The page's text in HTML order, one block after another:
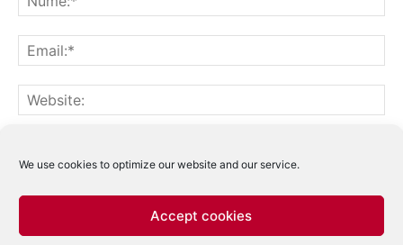
We use cookies to optimize our website and our service.
Accept cookies
Notifică-mă prin email când sunt publicate articole noi.